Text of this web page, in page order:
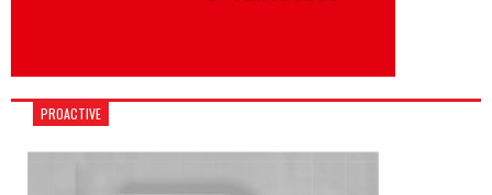
PROACTIVE